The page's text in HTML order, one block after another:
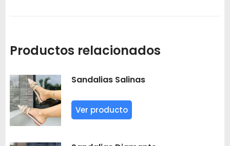
Productos relacionados
Sandalias Salinas
Ver producto